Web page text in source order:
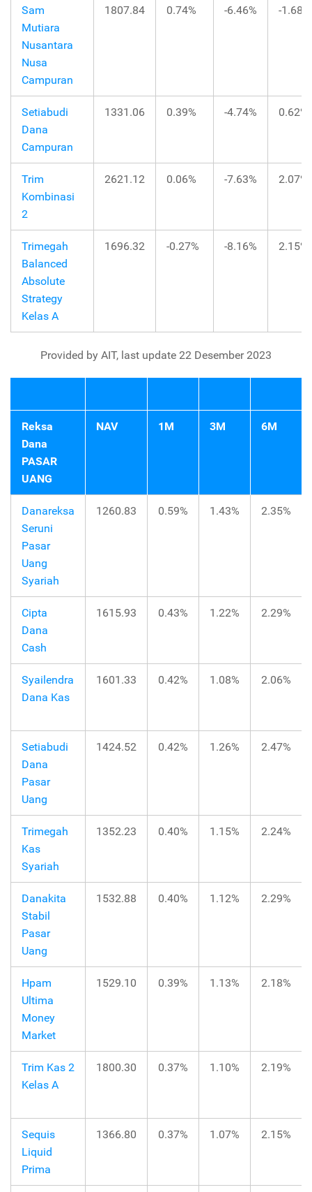
Sam
Mutiara
Nusantara
Nusa
Campuran
1807.84 0.74% -6.46% -1.68%
Setiabudi
Dana
Campuran
1331.06 0.39% -4.74% 0.62%
Trim
Kombinasi
2
2621.12 0.06% -7.63% 2.07%
Trimegah
Balanced
Absolute
Strategy
Kelas A
1696.32 -0.27% -8.16% 2.15%
Provided by AIT, last update 22 Desember 2023
Reksa
Dana
PASAR
UANG
NAV 1M 3M 6M
Danareksa
Seruni
Pasar
Uang
Syariah
1260.83 0.59% 1.43% 2.35%
Cipta
Dana
Cash
1615.93 0.43% 1.22% 2.29%
Syailendra
Dana Kas
1601.33 0.42% 1.08% 2.06%
Setiabudi
Dana
Pasar
Uang
1424.52 0.42% 1.26% 2.47%
Trimegah
Kas
Syariah
1352.23 0.40% 1.15% 2.24%
Danakita
Stabil
Pasar
Uang
1532.88 0.40% 1.12% 2.29%
Hpam
Ultima
Money
Market
1529.10 0.39% 1.13% 2.18%
Trim Kas 2
Kelas A
1800.30 0.37% 1.10% 2.19%
Sequis
Liquid
Prima
1366.80 0.37% 1.07% 2.15%